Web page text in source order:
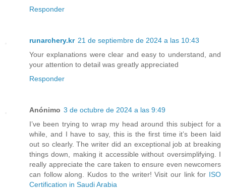
Responder
runarchery.kr 21 de septiembre de 2024 a las 10:43
Your explanations were clear and easy to understand, and
your attention to detail was greatly appreciated
Responder
Anónimo 3 de octubre de 2024 a las 9:49
I’ve been trying to wrap my head around this subject for a
while, and I have to say, this is the first time it’s been laid
out so clearly. The writer did an exceptional job at breaking
things down, making it accessible without oversimplifying. I
really appreciate the care taken to ensure even newcomers
can follow along. Kudos to the writer! Visit our link for ISO
Certification in Saudi Arabia